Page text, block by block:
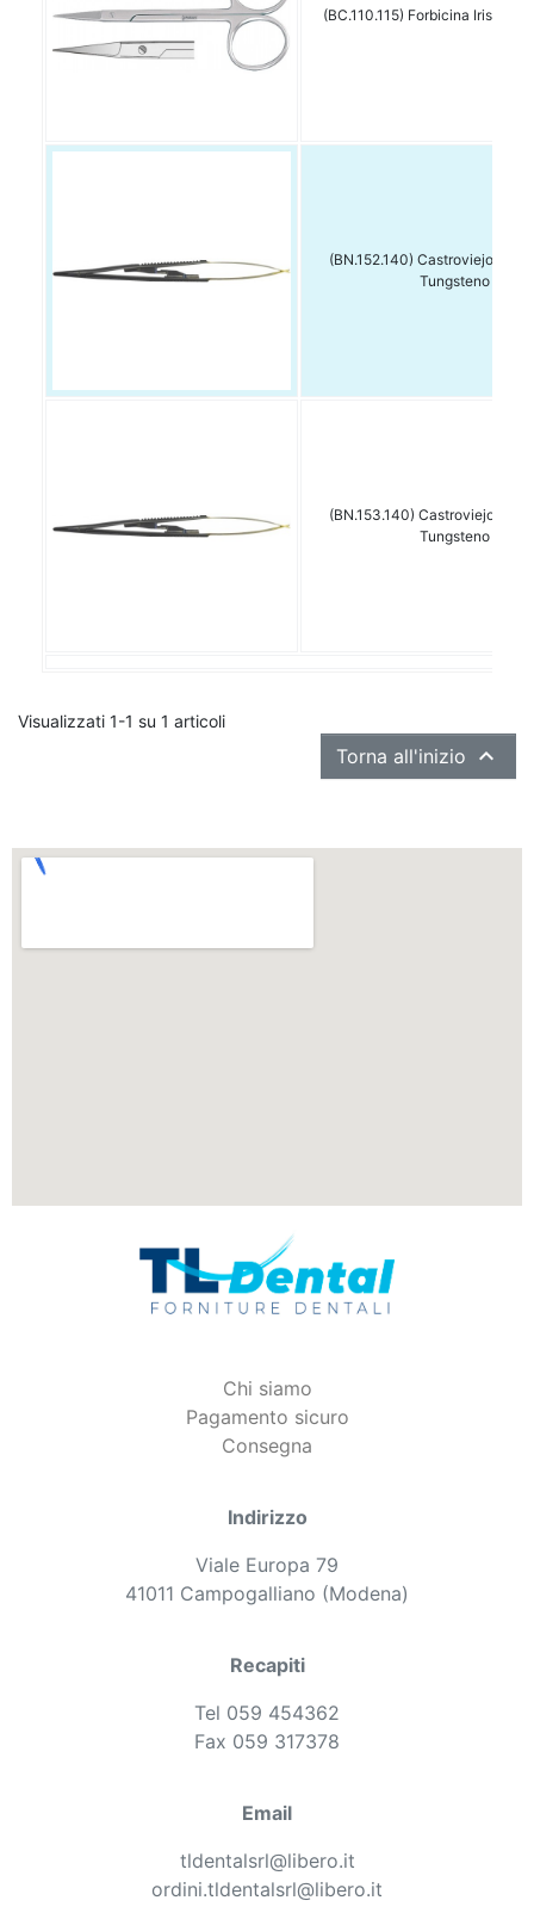
(BC.110.115) Forbicina Iris
(BN.152.140) Castroviejo
Tungsteno
(BN.153.140) Castroviejo
Tungsteno
Visualizzati 1-1 su 1 articoli
Torna all'inizio 
Chi siamo
Pagamento sicuro
Consegna
Indirizzo
Viale Europa 79
41011 Campogalliano (Modena)
Recapiti
Tel 059 454362
Fax 059 317378
Email
tldentalsrl@libero.it
ordini.tldentalsrl@libero.it